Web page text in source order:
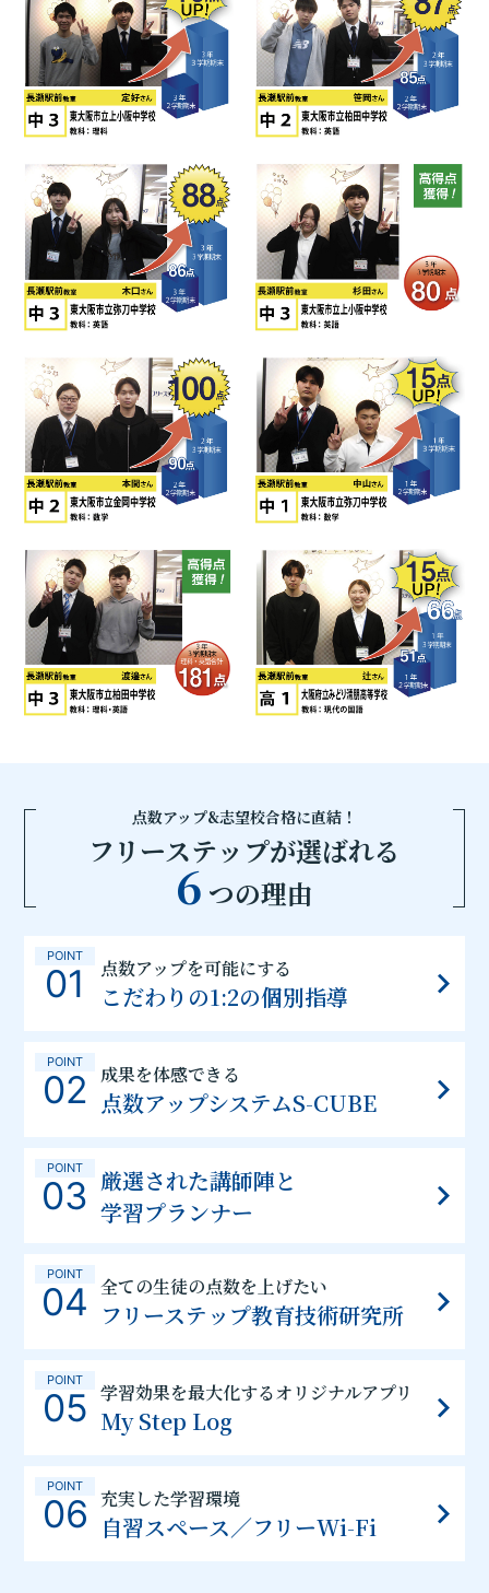
点数アップ&志望校合格に直結！
フリーステップが選ばれる
6 つの理由
POINT
01 点数アップを可能にする
こだわりの1:2の個別指導
POINT
02 成果を体感できる
点数アップシステムS-CUBE
POINT
03 厳選された講師陣と
学習プランナー
POINT
04 全ての生徒の点数を上げたい
フリーステップ教育技術研究所
POINT
05 学習効果を最大化するオリジナルアプリ
My Step Log
POINT
06 充実した学習環境
自習スペース／フリーWi-Fi